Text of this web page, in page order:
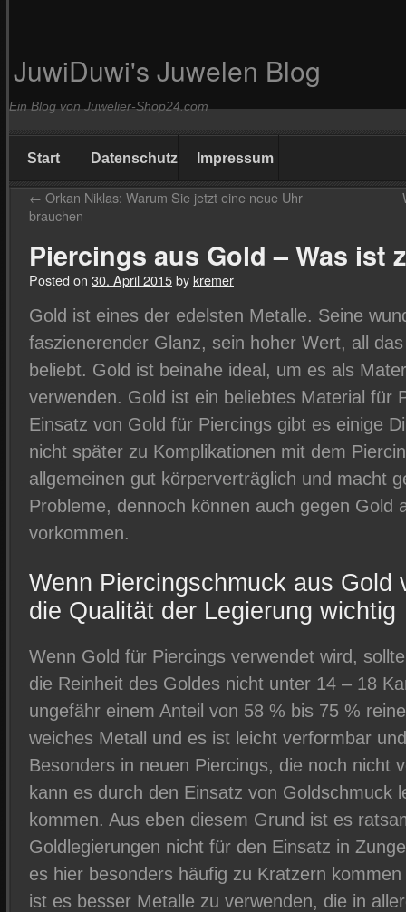
JuwiDuwi's Juwelen Blog
Ein Blog von Juwelier-Shop24.com
Start Datenschutz Impressum
← Orkan Niklas: Warum Sie jetzt eine neue Uhr
brauchen
Piercings aus Gold – Was ist
Posted on 30. April 2015bykremer
Gold ist eines der edelsten Metalle. Seine
faszienerender Glanz, sein hoher Wert, all
beliebt. Gold ist beinahe ideal, um es als
verwenden. Gold ist ein beliebtes Material für
Einsatz von Gold für Piercings gibt es einige
nicht später zu Komplikationen mit dem
allgemeinen gut körperverträglich und macht
Probleme, dennoch können auch gegen Gold
vorkommen.
Wenn Piercingschmuck aus Gold
die Qualität der Legierung wichtig
Wenn Gold für Piercings verwendet wird,
die Reinheit des Goldes nicht unter 14 – 18
ungefähr einem Anteil von 58 % bis 75 %
weiches Metall und es ist leicht verformbar
Besonders in neuen Piercings, die noch nicht
kann es durch den Einsatz von Goldschmuck
kommen. Aus eben diesem Grund ist es
Goldlegierungen nicht für den Einsatz in
es hier besonders häufig zu Kratzern
ist es besser Metalle zu verwenden, die in